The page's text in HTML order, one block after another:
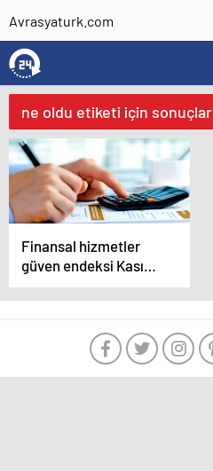
Avrasyaturk.com
ne oldu etiketi için sonuçlar
Finansal hizmetler
güven endeksi Kasım
ayında arttı